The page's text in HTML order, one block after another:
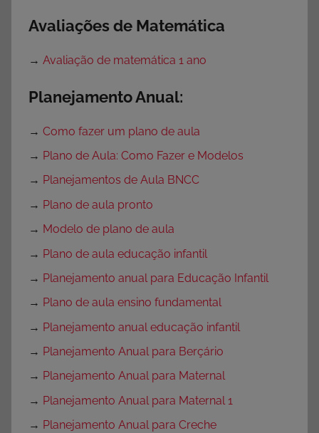
Avaliações de Matemática
→ Avaliação de matemática 1 ano
Planejamento Anual:
→ Como fazer um plano de aula
→ Plano de Aula: Como Fazer e Modelos
→ Planejamentos de Aula BNCC
→ Plano de aula pronto
→ Modelo de plano de aula
→ Plano de aula educação infantil
→ Planejamento anual para Educação Infantil
→ Plano de aula ensino fundamental
→ Planejamento anual educação infantil
→ Planejamento Anual para Berçário
→ Planejamento Anual para Maternal
→ Planejamento Anual para Maternal 1
→ Planejamento Anual para Creche